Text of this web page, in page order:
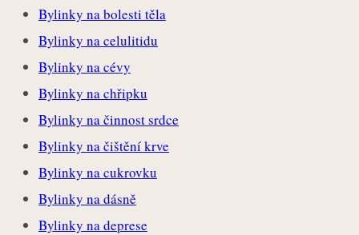
Bylinky na bolesti těla
Bylinky na celulitidu
Bylinky na cévy
Bylinky na chřipku
Bylinky na činnost srdce
Bylinky na čištění krve
Bylinky na cukrovku
Bylinky na dásně
Bylinky na deprese